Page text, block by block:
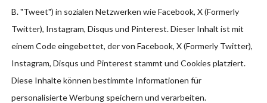
B. "Tweet") in sozialen Netzwerken wie Facebook, X (Formerly
Twitter), Instagram, Disqus und Pinterest. Dieser Inhalt ist mit
einem Code eingebettet, der von Facebook, X (Formerly Twitter),
Instagram, Disqus und Pinterest stammt und Cookies platziert.
Diese Inhalte können bestimmte Informationen für
personalisierte Werbung speichern und verarbeiten.